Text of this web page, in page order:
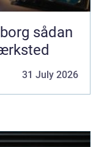
31 July 2026